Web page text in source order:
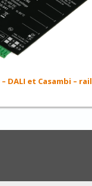
DALI et Casambi – rail